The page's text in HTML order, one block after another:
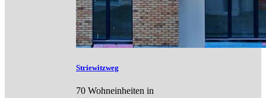
Striewitzweg
70 Wohneinheiten in